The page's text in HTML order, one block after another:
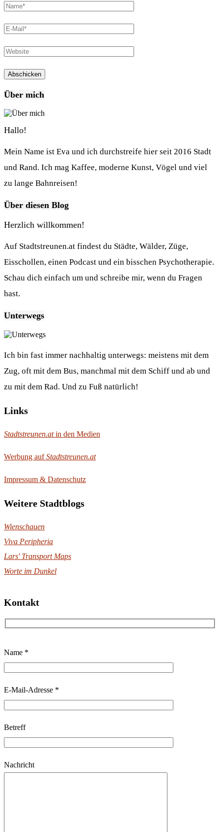
Über mich
Hallo!
Mein Name ist Eva und ich durchstreife hier seit 2016 Stadt
und Rand. Ich mag Kaffee, moderne Kunst, Vögel und viel
zu lange Bahnreisen!
Über diesen Blog
Herzlich willkommen!
Auf Stadtstreunen.at findest du Städte, Wälder, Züge,
Eisschollen, einen Podcast und ein bisschen Psychotherapie.
Schau dich einfach um und schreibe mir, wenn du Fragen
hast.
Unterwegs
Ich bin fast immer nachhaltig unterwegs: meistens mit dem
Zug, oft mit dem Bus, manchmal mit dem Schiff und ab und
zu mit dem Rad. Und zu Fuß natürlich!
Links
Stadtstreunen.atin den Medien
Werbung aufStadtstreunen.at
Impressum & Datenschutz
Weitere Stadtblogs
Wienschauen
Viva Peripheria
Lars' Transport Maps
Worte im Dunkel
Kontakt
t
t
e
a
s
s
Name *
E-Mail-Adresse *
Betreff
Nachricht